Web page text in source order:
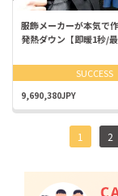
服飾メーカーが本気で
発熱ダウン【即暖1秒/
SUCCESS
9,690,380JPY
1 2